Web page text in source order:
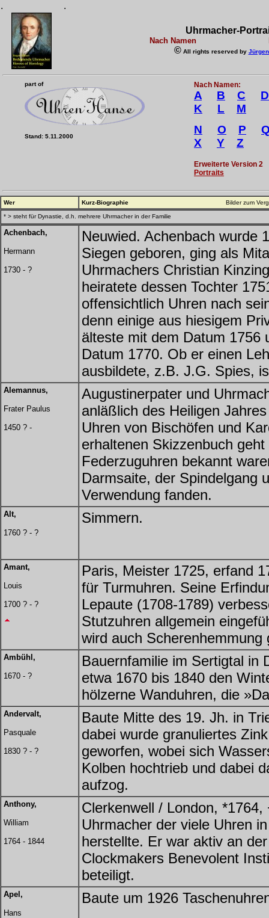
. .
Uhrmacher-
Nach Namen
©All rights reserved by
part of
Stand: 5.11.2000
Nach Namen:
A B C
D
K
L
M
N
O P
X
Y Z
Erweiterte Version 2
Portraits
Wer Kurz-Biographie Bilder zum Vergrößern
* > steht für Dynastie, d.h. mehrere Uhrmacher in der Familie
Achenbach,
Hermann
1730 - ?
Neuwied. Achenbach wurde
Siegen geboren, ging als
Uhrmachers Christian
heiratete dessen Tochter
offensichtlich Uhren nach
denn einige aus hiesigem
älteste mit dem Datum 1756
Datum 1770. Ob er einen
ausbildete, z.B. J.G. Spies,
Alemannus,
Frater Paulus
1450 ? -
Augustinerpater und
anläßlich des Heiligen
Uhren von Bischöfen und
erhaltenen Skizzenbuch
Federzuguhren bekannt
Darmsaite, der Spindelgang
Verwendung fanden.
Alt,
1760 ? - ?
Simmern.
Amant,
Louis
1700 ? - ?
Paris, Meister 1725, erfand
für Turmuhren. Seine
Lepaute (1708-1789)
Stutzuhren allgemein
wird auch Scherenhemmung
Ambühl,
1670 - ?
Bauernfamilie im Sertigtal in
etwa 1670 bis 1840 den
hölzerne Wanduhren, die
Andervalt,
Pasquale
1830 ? - ?
Baute Mitte des 19. Jh. in
dabei wurde granuliertes
geworfen, wobei sich
Kolben hochtrieb und dabei
aufzog.
Anthony,
William
1764 - 1844
Clerkenwell / London,
Uhrmacher der viele Uhren
herstellte. Er war aktiv an
Clockmakers Benevolent
beteiligt.
Apel,
Hans
Baute um 1926